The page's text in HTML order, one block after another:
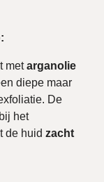
metarganolie
diepe maar
De
het
de huid zacht